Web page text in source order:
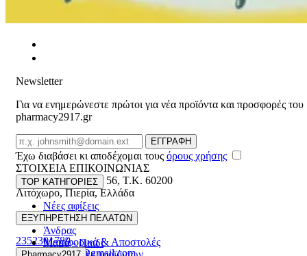
Newsletter
Για να ενημερώνεστε πρώτοι για νέα προϊόντα και προσφορές του
pharmacy2917.gr
Email
ΕΓΓΡΑΦΗ
Έχω διαβάσει κι αποδέχομαι τους όρους χρήσης
ΣΤΟΙΧΕΙΑ ΕΠΙΚΟΙΝΩΝΙΑΣ
Βασ. Κωνσταντίνου 56, T.K. 60200
Λιτόχωρο,Πιερία,Ελλάδα
ΓΕΜΗ:165892448000
2352301789
pharmacy2917@gmail.com
TOP ΚΑΤΗΓΟΡΙΕΣ
Νέες αφίξεις
Γυναίκα
Άνδρας
Μαμά - Παιδί
ΕΞΥΠΗΡΕΤΗΣΗ ΠΕΛΑΤΩΝ
Μεταφορικά & Αποστολές